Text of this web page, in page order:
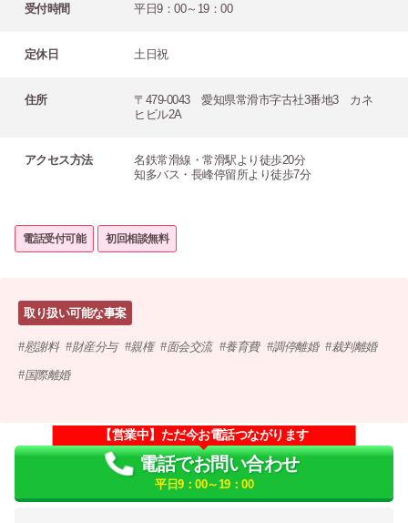
受付時間 平日9：00～19：00
定休日 土日祝
住所
〒479-0043 愛知県常滑市字古社3番地3 カネ
ヒビル2A
アクセス方法
名鉄常滑線・常滑駅より徒歩20分
知多バス・長峰停留所より徒歩7分
電話受付可能 初回相談無料
取り扱い可能な事案
慰謝料 財産分与 親権 面会交流 養育費 調停離婚 裁判離婚
国際離婚
【営業中】ただ今お電話つながります
電話でお問い合わせ
平日9：00～19：00